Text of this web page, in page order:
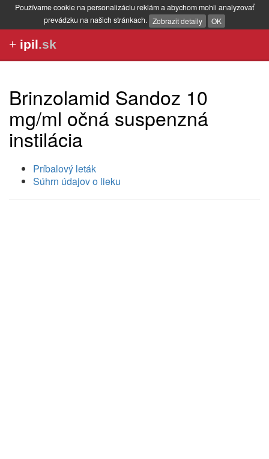
Používame cookie na personalizáciu reklám a abychom mohli analyzovať
prevádzku na našich stránkach. Zobrazit detaily OK
+ ipil.sk
Brinzolamid Sandoz 10
mg/ml očná suspenzná
instilácia
Príbalový leták
Súhrn údajov o lieku